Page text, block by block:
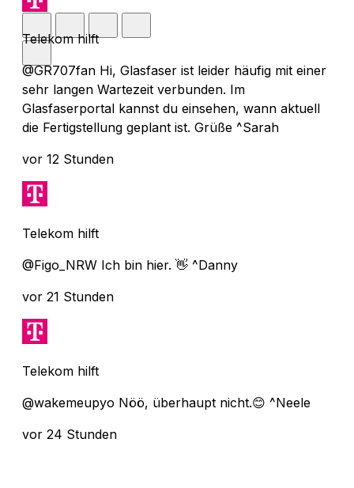
Telekom hilft
@GR707fan Hi, Glasfaser ist leider häufig mit einer
sehr langen Wartezeit verbunden. Im
Glasfaserportal kannst du einsehen, wann aktuell
die Fertigstellung geplant ist. Grüße ^Sarah
vor 12 Stunden
Telekom hilft
@Figo_NRW Ich bin hier. 👋 ^Danny
vor 21 Stunden
Telekom hilft
@wakemeupyo Nöö, überhaupt nicht.😊 ^Neele
vor 24 Stunden